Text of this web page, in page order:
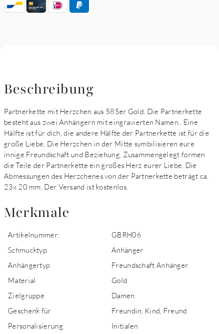
Beschreibung
Partnerkette mit Herzchen aus 585er Gold. Die Partnerkette
besteht aus zwei Anhängern mit eingravierten Namen.. Eine
Hälfte ist für dich, die andere Hälfte der Partnerkette ist für die
große Liebe. Die Herzchen in der Mitte symbilisieren eure
innige Freundschaft und Beziehung. Zusammengelegt formen
die Teile der Partnerkette ein großes Herz eurer Liebe. Die
Abmessungen des Herzchenes von der Partnerkette beträgt ca.
23x 20 mm. Der Versand ist kostenlos.
Merkmale
Artikelnummer:
GBRH06
Schmucktyp
Anhänger
Anhängertyp
Freundschaft Anhänger
Material
Gold
Zielgruppe
Damen
Geschenk für
Freundin, Kind, Freund
Personalisierung
Initialen